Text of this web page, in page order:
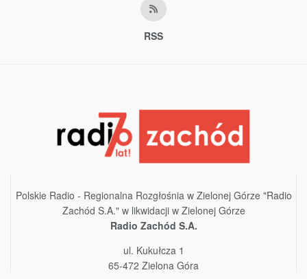
RSS
Polskie Radio - Regionalna Rozgłośnia w Zielonej Górze "Radio
Zachód S.A." w likwidacji w Zielonej Górze
Radio Zachód S.A.
ul. Kukułcza 1
65-472 Zielona Góra